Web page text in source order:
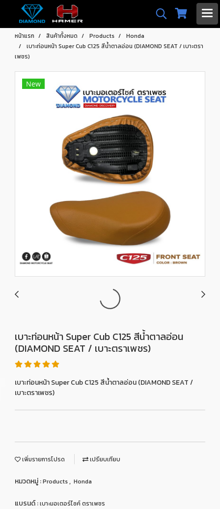
หน้าแรก สินค้าทั้งหมด Products
Honda
เบาะท่อนหน้า Super Cub C125 สีน้ำตาลอ่อน (DIAMOND SEAT / เบาะตรา
เพชร)
New
เบาะท่อนหน้า Super Cub C125 สีน้ำตาลอ่อน
(DIAMOND SEAT / เบาะตราเพชร)
เบาะท่อนหน้า Super Cub C125 สีน้ำตาลอ่อน (DIAMOND SEAT /
เบาะตราเพชร)
เพิ่มรายการโปรด เปรียบเทียบ
หมวดหมู่ :Products, Honda
แบรนด์ :เบาะมอเตอร์ไซค์ ตราเพชร